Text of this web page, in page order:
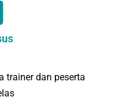
trainer dan peserta